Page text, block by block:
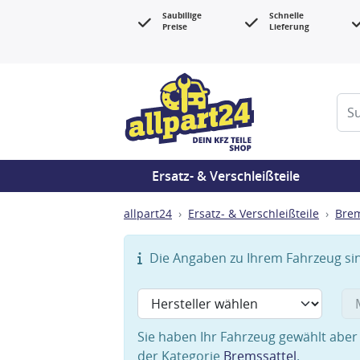
Saubillige
Preise
Schnelle
Lieferung
Ersatz- & Verschleißteile
allpart24 Ersatz- & Verschleißteile
Die Angaben zu Ihrem Fahrzeug
Sie haben Ihr Fahrzeug gewählt
der Kategorie Bremssattel.